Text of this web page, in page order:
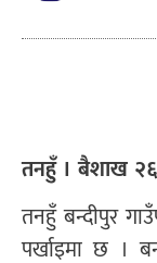
तनहुँ । बैशाख २६
तनहुँ बन्दीपुर
पर्खाइमा छ ।